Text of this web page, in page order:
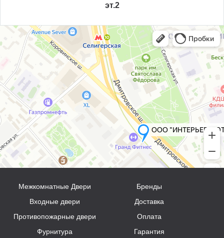
эт.2
Межкомнатные Двери
Входные двери
Противопожарные двери
Фурнитура
Бренды
Доставка
Оплата
Гарантия